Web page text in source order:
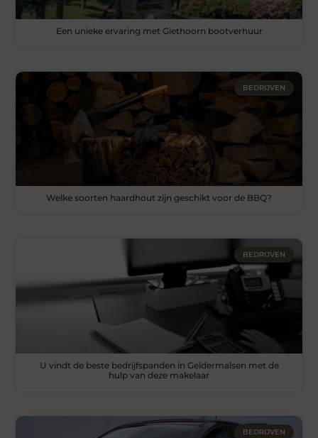
Een unieke ervaring met Giethoorn bootverhuur
BEDRIJVEN
Welke soorten haardhout zijn geschikt voor de BBQ?
BEDRIJVEN
U vindt de beste bedrijfspanden in Geldermalsen met de
hulp van deze makelaar
BEDRIJVEN